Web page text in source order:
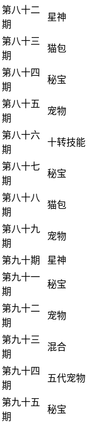
第八十二
期
星神
第八十三
期
猫包
第八十四
期
秘宝
第八十五
期
宠物
第八十六
期
十转技能
第八十七
期
秘宝
第八十八
期
猫包
第八十九
期
宠物
第九十期
星神
第九十一
期
秘宝
第九十二
期
宠物
第九十三
期
混合
第九十四
期
五代宠物
第九十五
期
秘宝